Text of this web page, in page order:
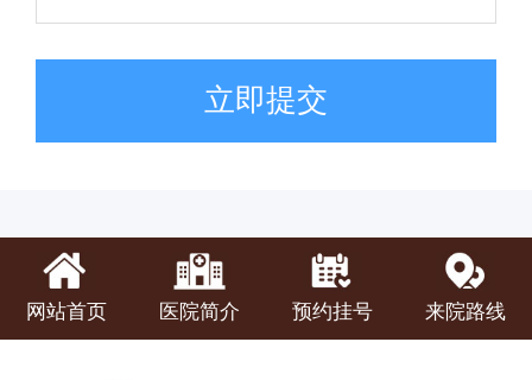
立即提交
网站首页 医院简介 预约挂号 来院路线